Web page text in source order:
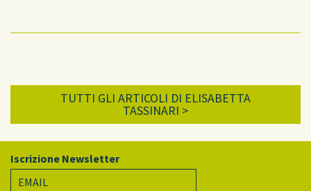
TUTTI GLI ARTICOLI DI ELISABETTA
TASSINARI >
Iscrizione Newsletter